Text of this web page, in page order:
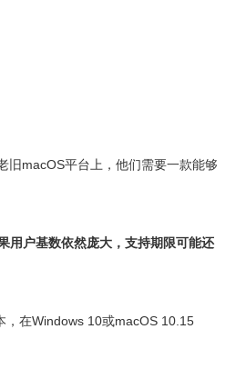
旧macOS平台上，他们需要一款能够
用户基数依然庞大，支持期限可能还
，在Windows 10或macOS 10.15